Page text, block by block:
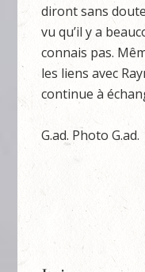
diront sans
vu qu’il y a
connais pas.
les liens avec
continue à
G.ad. Photo G.ad.